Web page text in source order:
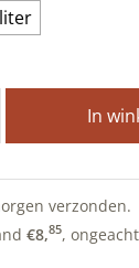
Lijnoliezeep
|
1L
en
In
verzonden.
€8,85,